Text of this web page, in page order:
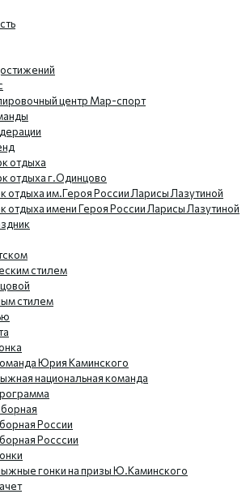
центр Мар-спорт
отдыха
отдыха г.Одинцово
отдыха им.Героя России Ларисы Лазутиной
отдыха имени Героя России Ларисы Лазутиной
стилем
стилем
Юрия Каминского
национальная команда
России
Росссии
гонки на призы Ю.Каминского